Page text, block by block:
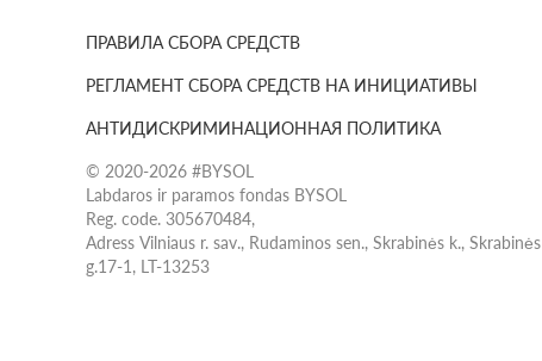
ПРАВИЛА СБОРА СРЕДСТВ
РЕГЛАМЕНТ СБОРА СРЕДСТВ НА ИНИЦИАТИВЫ
АНТИДИСКРИМИНАЦИОННАЯ ПОЛИТИКА
© 2020-2026 #BYSOL
Labdaros ir paramos fondas BYSOL
Reg. code. 305670484,
Adress Vilniaus r. sav., Rudaminos sen., Skrabinės k., Skrabinės
g.17-1, LT-13253